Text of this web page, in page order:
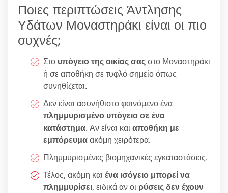
Ποιες περιπτώσεις Άντλησης
Υδάτων Μοναστηράκι είναι οι πιο
συχνές;
Στο υπόγειο της οικίας σαςστο Μοναστηράκι
ή σε αποθήκη σε τυφλό σημείο όπως
συνηθίζεται.
Δεν είναι ασυνήθιστο φαινόμενο ένα
πλημμυρισμένο υπόγειο σε ένα
κατάστημα. Αν είναι και αποθήκη με
εμπόρευμαακόμη χειρότερα.
Πλημμυρισμένες βιομηχανικές εγκαταστάσεις.
Τέλος, ακόμη και ένα ισόγειο μπορεί να
πλημμυρίσει, ειδικά αν οι ρύσεις δεν έχουν